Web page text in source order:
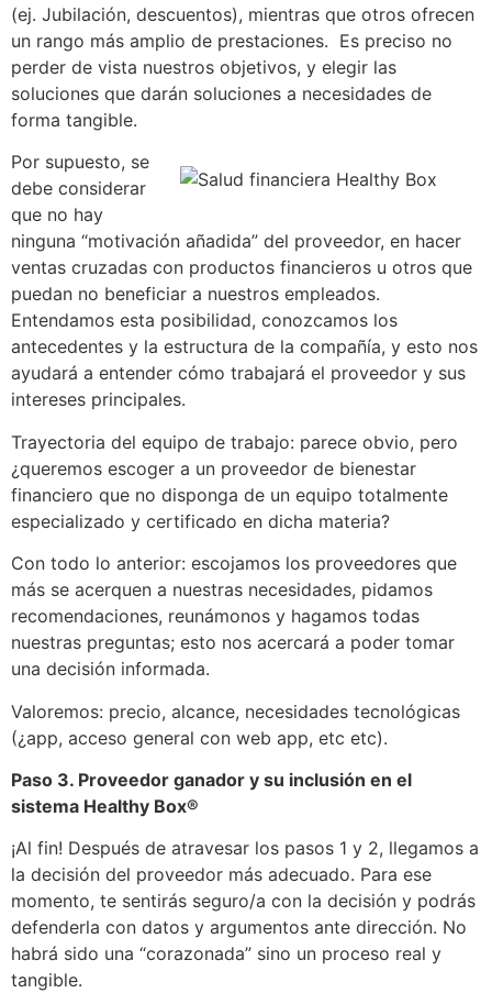
(ej. Jubilación, descuentos), mientras que otros ofrecen
un rango más amplio de prestaciones. Es preciso no
perder de vista nuestros objetivos, y elegir las
soluciones que darán soluciones a necesidades de
forma tangible.
Por supuesto, se
debe considerar
que no hay
ninguna “motivación añadida” del proveedor, en hacer
ventas cruzadas con productos financieros u otros que
puedan no beneficiar a nuestros empleados.
Entendamos esta posibilidad, conozcamos los
antecedentes y la estructura de la compañía, y esto nos
ayudará a entender cómo trabajará el proveedor y sus
intereses principales.
Trayectoria del equipo de trabajo: parece obvio, pero
¿queremos escoger a un proveedor de bienestar
financiero que no disponga de un equipo totalmente
especializado y certificado en dicha materia?
Con todo lo anterior: escojamos los proveedores que
más se acerquen a nuestras necesidades, pidamos
recomendaciones, reunámonos y hagamos todas
nuestras preguntas; esto nos acercará a poder tomar
una decisión informada.
Valoremos: precio, alcance, necesidades tecnológicas
(¿app, acceso general con web app, etc etc).
Paso 3. Proveedor ganador y su inclusión en el
sistema Healthy Box®
¡Al fin! Después de atravesar los pasos 1 y 2, llegamos a
la decisión del proveedor más adecuado. Para ese
momento, te sentirás seguro/a con la decisión y podrás
defenderla con datos y argumentos ante dirección. No
habrá sido una “corazonada” sino un proceso real y
tangible.